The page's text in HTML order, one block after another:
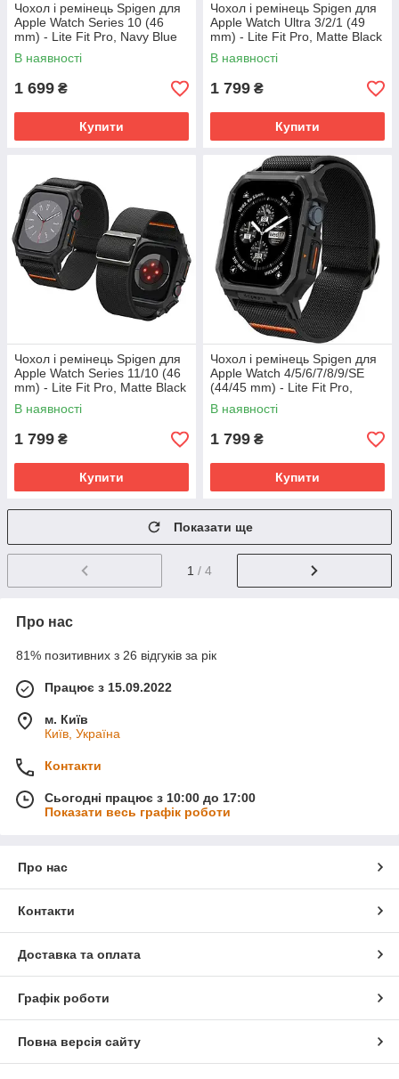
Чохол і ремінець Spigen для
Apple Watch Series 10 (46
mm) - Lite Fit Pro, Navy Blue
(ACS08925)
В наявності
1 699 ₴
Купити
Чохол і ремінець Spigen для
Apple Watch Ultra 3/2/1 (49
mm) - Lite Fit Pro, Matte Black
(ACS07104)
В наявності
1 799 ₴
Купити
Чохол і ремінець Spigen для
Apple Watch Series 11/10 (46
mm) - Lite Fit Pro, Matte Black
(ACS08609)
В наявності
1 799 ₴
Купити
Чохол і ремінець Spigen для
Apple Watch 4/5/6/7/8/9/SE
(44/45 mm) - Lite Fit Pro,
Matte Black (ACS07103)
В наявності
1 799 ₴
Купити
Показати ще
1 / 4
Про нас
81% позитивних з 26 відгуків за рік
Працює з 15.09.2022
м. Київ
Київ, Україна
Контакти
Сьогодні працює з 10:00 до 17:00
Показати весь графік роботи
Про нас
Контакти
Доставка та оплата
Графік роботи
Повна версія сайту